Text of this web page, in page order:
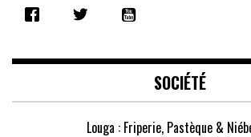
RSS FEED
EMBED
SOCIÉTÉ
Louga : Friperie, Pastèque &